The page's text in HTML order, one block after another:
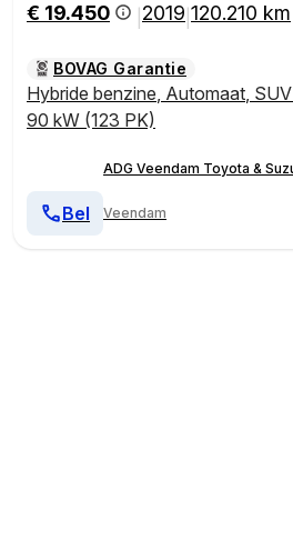
€ 19.450 2019 120.210 km
BOVAG Garantie
Hybride benzine, Automaat,
90 kW (123 PK)
ADG Veendam Toyota &
Veendam
Bel